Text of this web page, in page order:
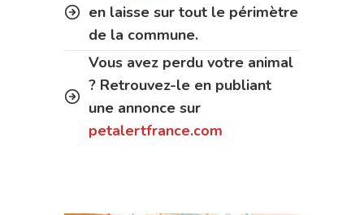
en laisse sur tout le périmètre
de la commune.
Vous avez perdu votre animal
? Retrouvez-le en publiant
une annonce sur
petalertfrance.com